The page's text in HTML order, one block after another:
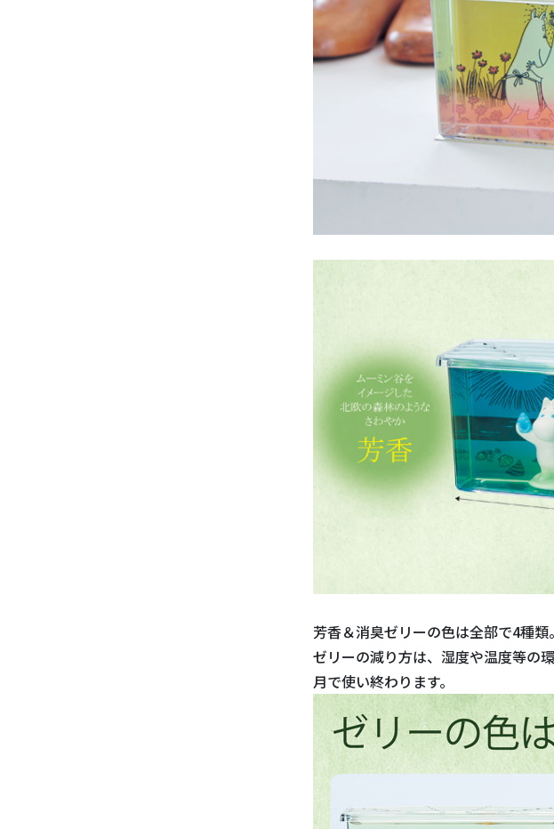
芳香＆消臭ゼリーの色は全部で4種類
ゼリーの減り方は、湿度や温度等の
月で使い終わります。